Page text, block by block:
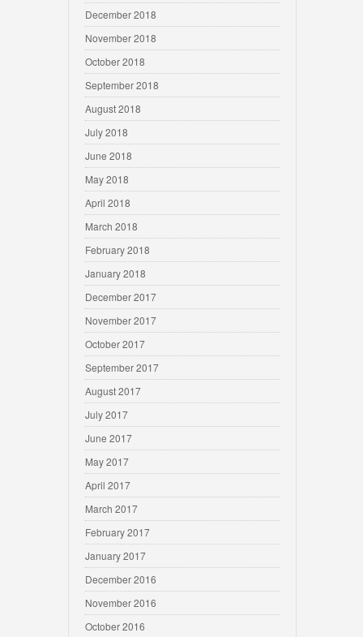
December 2018
November 2018
October 2018
September 2018
August 2018
July 2018
June 2018
May 2018
April 2018
March 2018
February 2018
January 2018
December 2017
November 2017
October 2017
September 2017
August 2017
July 2017
June 2017
May 2017
April 2017
March 2017
February 2017
January 2017
December 2016
November 2016
October 2016